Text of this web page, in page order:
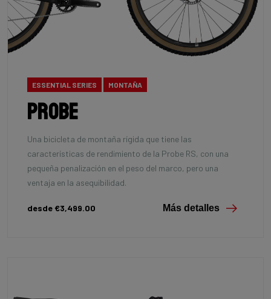
ESSENTIAL SERIES MONTAÑA
Probe
Una bicicleta de montaña rígida que tiene las
características de rendimiento de la Probe RS, con una
pequeña penalización en el peso del marco, pero una
ventaja en la asequibilidad.
desde €3,499.00 Más detalles